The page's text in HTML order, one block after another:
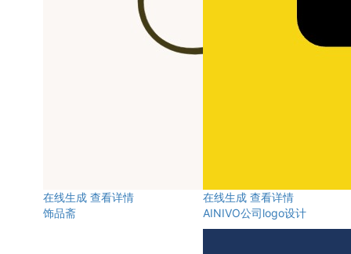
在线生成 查看详情
饰品斋
在线生成 查看详情
AINIVO公司logo设计